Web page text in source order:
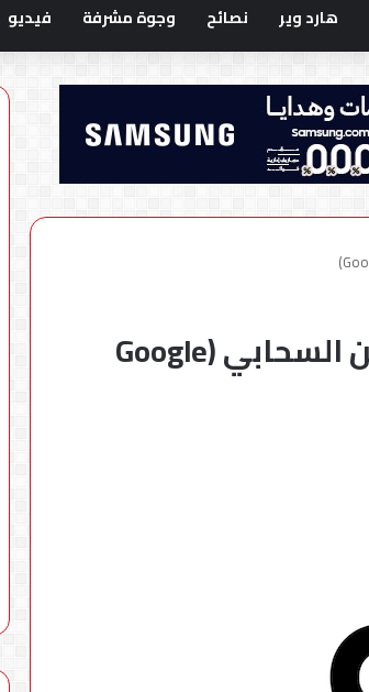
هارد وير نصائح وجوة مشرفة فيديو
منصة جديدة في خدمة جوجل للتخزين السحابي (Google